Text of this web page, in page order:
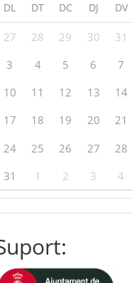
DL DT DC DJ DV
27 28 29 30 31
3
4 5 6 7
10
11 12 13 14
17
18 19 20 21
24
25 26 27 28
31
1 2 3 4